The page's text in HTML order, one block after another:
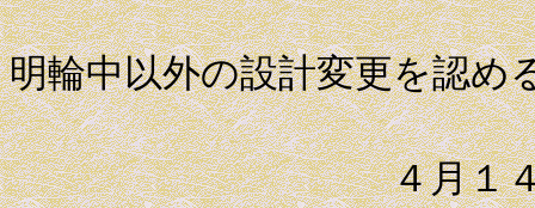
青木らに
明輪中以外の設計変更を認め
４月１